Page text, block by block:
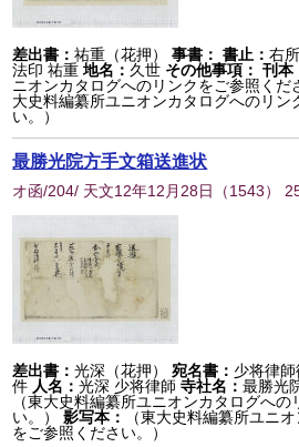
差出書：祐重（花押） 事書： 書止：右
法印 祐重 地名： 久世 その他事項： 刊本
ニオンカタログへのリンクをご参照くだ
大史料編纂所ユニオンカタログへのリン
い。）
最勝光院方手文箱送進状
オ函/204/ 天文12年12月28日 （1543）
差出書：光深（花押） 宛名書： 少将律
件 人名：光深 少将律師 寺社名：最勝光
（東大史料編纂所ユニオンカタログへの
い。）
影写本：
（東大史料編纂所ユニ
をご参照ください。）